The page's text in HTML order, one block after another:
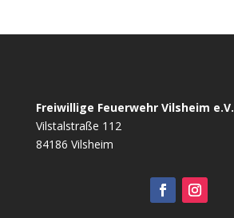
Freiwillige Feuerwehr Vilsheim e.V.
Vilstalstraße 112
84186 Vilsheim